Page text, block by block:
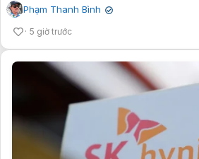
Phạm Thanh Bình ✔
5 giờ trước